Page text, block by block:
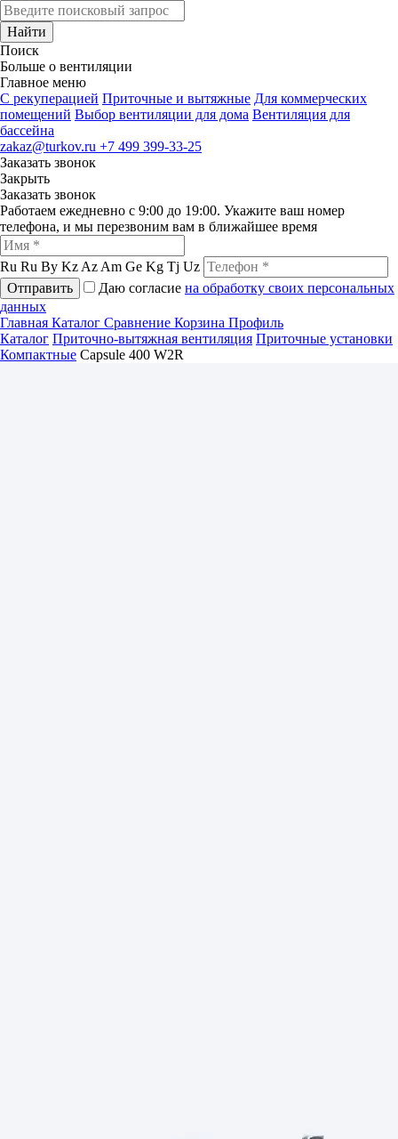
Найти
Поиск
Больше о вентиляции
Главное меню
C рекуперацией Приточные и вытяжные Для коммерческих
помещений Выбор вентиляции для дома Вентиляция для
бассейна
zakaz@turkov.ru +7 499 399-33-25
Заказать звонок
Закрыть
Заказать звонок
Работаем ежедневно с 9:00 до 19:00. Укажите ваш номер
телефона, и мы перезвоним вам в ближайшее время
Ru Ru By Kz Az Am Ge Kg Tj Uz
Отправить
Даю согласие на обработку своих персональных
данных
Главная Каталог Сравнение Корзина Профиль
Каталог Приточно-вытяжная вентиляция Приточные установки
Компактные Capsule 400 W2R